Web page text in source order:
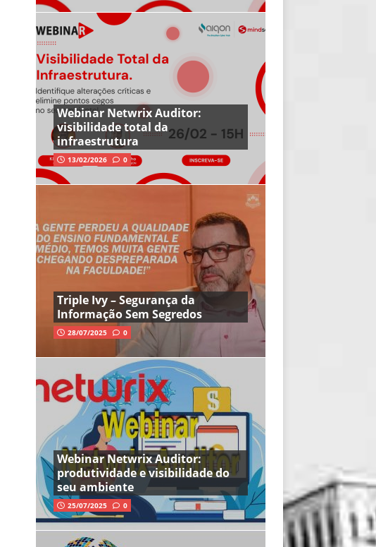
Webinar Netwrix Auditor:
visibilidade total da
infraestrutura
13/02/2026 0
Triple Ivy – Segurança da
Informação Sem Segredos
28/07/2025 0
Webinar Netwrix Auditor:
produtividade e visibilidade do
seu ambiente
25/07/2025 0